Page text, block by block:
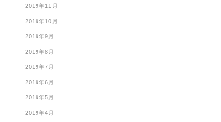
2019年11月
2019年10月
2019年9月
2019年8月
2019年7月
2019年6月
2019年5月
2019年4月